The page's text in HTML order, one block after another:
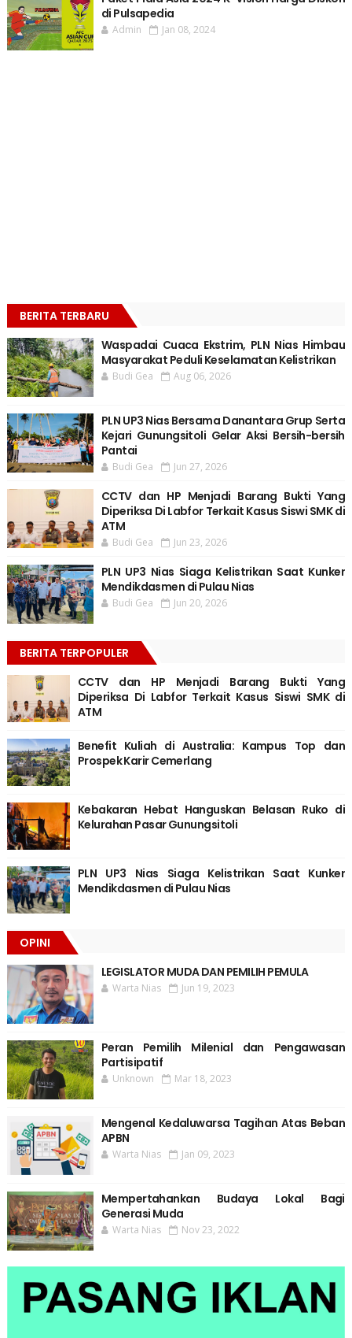
di Pulsapedia
Admin Jan 08, 2024
BERITA TERBARU
Waspadai Cuaca Ekstrim, PLN Nias Himbau
Masyarakat Peduli Keselamatan Kelistrikan
Budi Gea Aug 06, 2026
PLN UP3 Nias Bersama Danantara Grup Serta
Kejari Gunungsitoli Gelar Aksi Bersih-bersih
Pantai
Budi Gea Jun 27, 2026
CCTV dan HP Menjadi Barang Bukti Yang
Diperiksa Di Labfor Terkait Kasus Siswi SMK di
ATM
Budi Gea Jun 23, 2026
PLN UP3 Nias Siaga Kelistrikan Saat Kunker
Mendikdasmen di Pulau Nias
Budi Gea Jun 20, 2026
BERITA TERPOPULER
CCTV dan HP Menjadi Barang Bukti Yang
Diperiksa Di Labfor Terkait Kasus Siswi SMK di
ATM
Benefit Kuliah di Australia: Kampus Top dan
Prospek Karir Cemerlang
Kebakaran Hebat Hanguskan Belasan Ruko di
Kelurahan Pasar Gunungsitoli
PLN UP3 Nias Siaga Kelistrikan Saat Kunker
Mendikdasmen di Pulau Nias
OPINI
LEGISLATOR MUDA DAN PEMILIH PEMULA
Warta Nias Jun 19, 2023
Peran Pemilih Milenial dan Pengawasan
Partisipatif
Unknown Mar 18, 2023
Mengenal Kedaluwarsa Tagihan Atas Beban
APBN
Warta Nias Jan 09, 2023
Mempertahankan Budaya Lokal Bagi
Generasi Muda
Warta Nias Nov 23, 2022